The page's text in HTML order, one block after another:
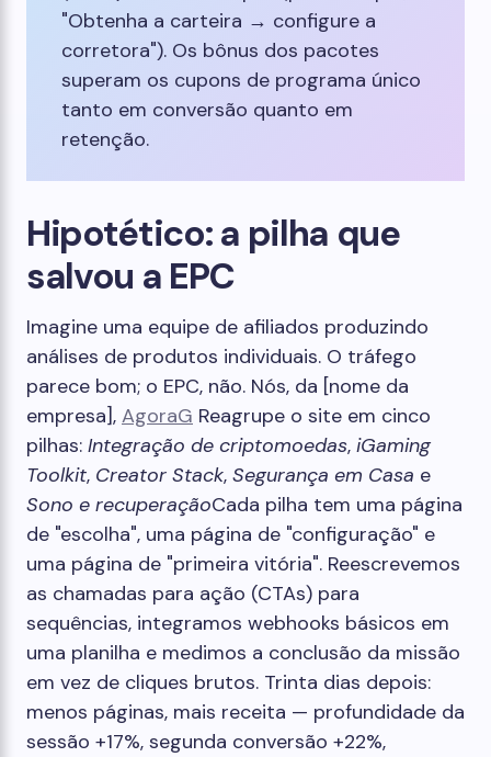
"Obtenha a carteira → configure a
corretora"). Os bônus dos pacotes
superam os cupons de programa único
tanto em conversão quanto em
retenção.
Hipotético: a pilha que
salvou a EPC
Imagine uma equipe de afiliados produzindo
análises de produtos individuais. O tráfego
parece bom; o EPC, não. Nós, da [nome da
empresa], AgoraG Reagrupe o site em cinco
pilhas: Integração de criptomoedas, iGaming
Toolkit, Creator Stack, Segurança em Casa e
Sono e recuperaçãoCada pilha tem uma página
de "escolha", uma página de "configuração" e
uma página de "primeira vitória". Reescrevemos
as chamadas para ação (CTAs) para
sequências, integramos webhooks básicos em
uma planilha e medimos a conclusão da missão
em vez de cliques brutos. Trinta dias depois:
menos páginas, mais receita — profundidade da
sessão +17%, segunda conversão +22%,